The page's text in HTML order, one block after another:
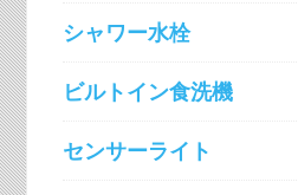
シャワー水栓
ビルトイン食洗機
センサーライト